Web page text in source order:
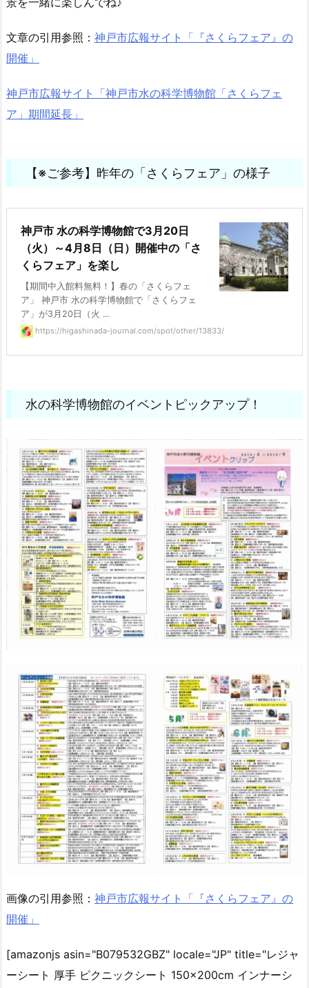
文章の引用参照： 神戸市広報サイト「『さくらフェア』の
開催」
神戸市広報サイト「神戸市水の科学博物館「さくらフェ
ア」期間延長」
【※ご参考】昨年の「さくらフェア」の様子
神戸市 水の科学博物館で3月20日
（火）～4月8日（日）開催中の「さ
くらフェア」を楽し
【期間中入館料無料！】春の「さくらフェ
ア」 神戸市 水の科学博物館で「さくらフェ
ア」が3月20日（火 ...
https://higashinada-journal.com/spot/other/13833/
水の科学博物館のイベントピックアップ！
画像の引用参照： 神戸市広報サイト「『さくらフェア』の
開催」
[amazonjs asin="B079532GBZ" locale="JP" title="レジャ
ーシート 厚手 ピクニックシート 150×200cm インナーシ